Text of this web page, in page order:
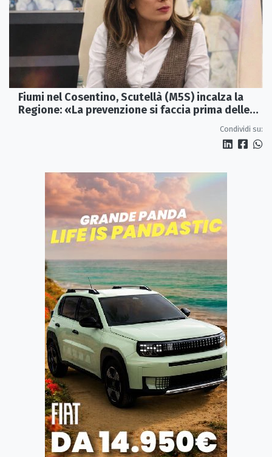
Fiumi nel Cosentino, Scutellà (M5S) incalza la
Regione: «La prevenzione si faccia prima delle
Condividi su: